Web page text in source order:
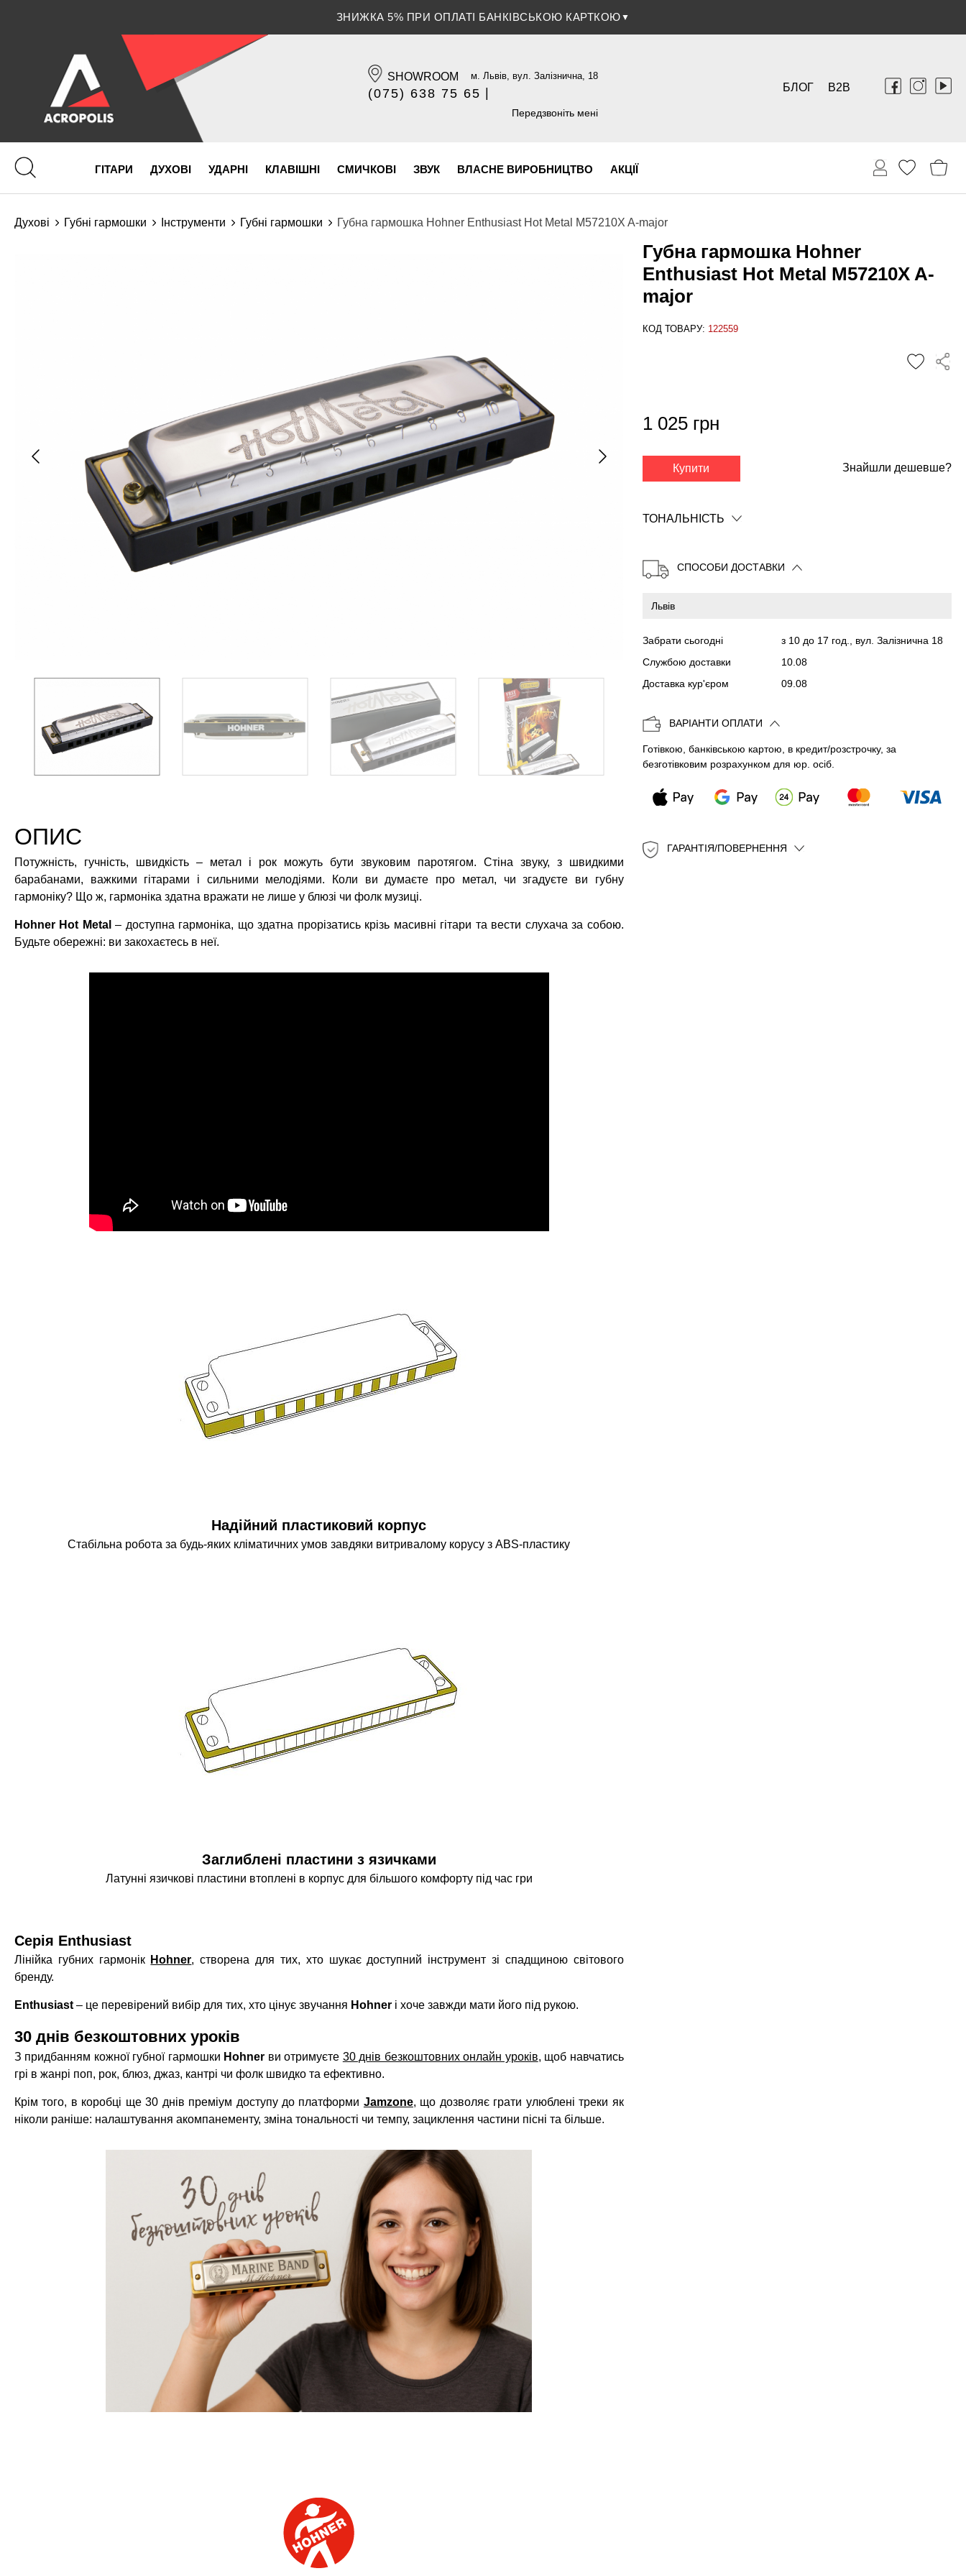
ЗНИЖКА 5% ПРИ ОПЛАТІ БАНКІВСЬКОЮ КАРТКОЮ ▼
SHOWROOM м. Львів, вул. Залізнична, 18
(075) 638 75 65
(096) 609 84 32
Передзвоніть мені
B2B
БЛОГ
ГІТАРИ ДУХОВІ УДАРНІ КЛАВІШНІ СМИЧКОВІ ЗВУК ВЛАСНЕ ВИРОБНИЦТВО АКЦІЇ
Духові Губні гармошки Інструменти Губні гармошки Губна гармошка Hohner Enthusiast Hot Metal M57210X A-major
Губна гармошка Hohner
Enthusiast Hot Metal M57210X A-
major
КОД ТОВАРУ: 122559
✕
Копіювати
1 025 грн
Купити Знайшли дешевше?
ТОНАЛЬНІСТЬ
СПОСОБИ ДОСТАВКИ
Забрати сьогодні
з 10 до 17 год., вул. Залізнична 18
Службою доставки
10.08
Доставка кур'єром
09.08
ВАРІАНТИ ОПЛАТИ
Готівкою, банківською картою, в кредит/розстрочку, за
безготівковим розрахунком для юр. осіб.
ГАРАНТІЯ/ПОВЕРНЕННЯ
ОПИС
Потужність, гучність, швидкість – метал і рок можуть бути звуковим паротягом. Стіна звуку, з швидкими
барабанами, важкими гітарами і сильними мелодіями. Коли ви думаєте про метал, чи згадуєте ви губну
гармоніку? Що ж, гармоніка здатна вражати не лише у блюзі чи фолк музиці.
Hohner Hot Metal– доступна гармоніка, що здатна прорізатись крізь масивні гітари та вести слухача за собою.
Будьте обережні: ви закохаєтесь в неї.
Надійний пластиковий корпус
Стабільна робота за будь-яких кліматичних умов завдяки витривалому корусу з ABS-пластику
Заглиблені пластини з язичками
Латунні язичкові пластини втоплені в корпус для більшого комфорту під час гри
Серія Enthusiast
Лінійка губних гармонік Hohner, створена для тих, хто шукає доступний інструмент зі спадщиною світового
бренду.
Enthusiast – це перевірений вибір для тих, хто цінує звучання Hohner і хоче завжди мати його під рукою.
30 днів безкоштовних уроків
З придбанням кожної губної гармошки Hohner ви отримуєте 30 днів безкоштовних онлайн уроків, щоб навчатись
грі в жанрі поп, рок, блюз, джаз, кантрі чи фолк швидко та ефективно.
Крім того, в коробці ще 30 днів преміум доступу до платформи Jamzone, що дозволяє грати улюблені треки як
ніколи раніше: налаштування акомпанементу, зміна тональності чи темпу, зациклення частини пісні та більше.